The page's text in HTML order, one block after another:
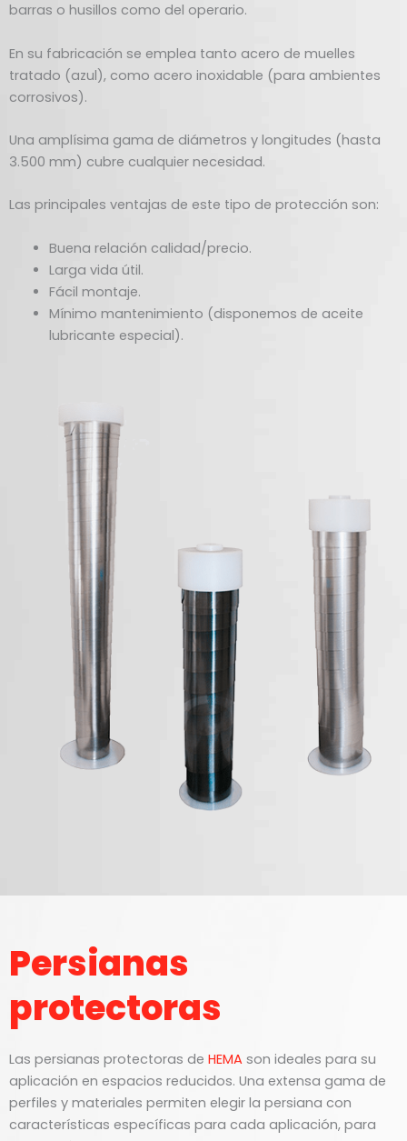
barras o husillos como del operario.
En su fabricación se emplea tanto acero de muelles
tratado (azul), como acero inoxidable (para ambientes
corrosivos).
Una amplísima gama de diámetros y longitudes (hasta
3.500 mm) cubre cualquier necesidad.
Las principales ventajas de este tipo de protección son:
Buena relación calidad/precio.
Larga vida útil.
Fácil montaje.
Mínimo mantenimiento (disponemos de aceite
lubricante especial).
Persianas
protectoras
Las persianas protectoras de HEMA son ideales para su
aplicación en espacios reducidos. Una extensa gama de
perfiles y materiales permiten elegir la persiana con
características específicas para cada aplicación, para